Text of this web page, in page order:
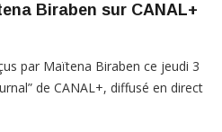
Biraben sur CANAL+
par Maïtena Biraben ce jeudi 3
de CANAL+, diffusé en direct